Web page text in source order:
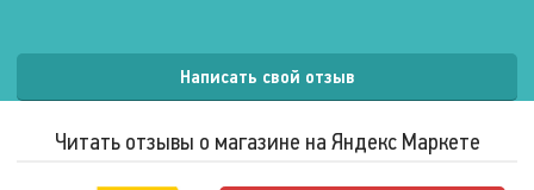
Написать свой отзыв
Читать отзывы о магазине на Яндекс Маркете